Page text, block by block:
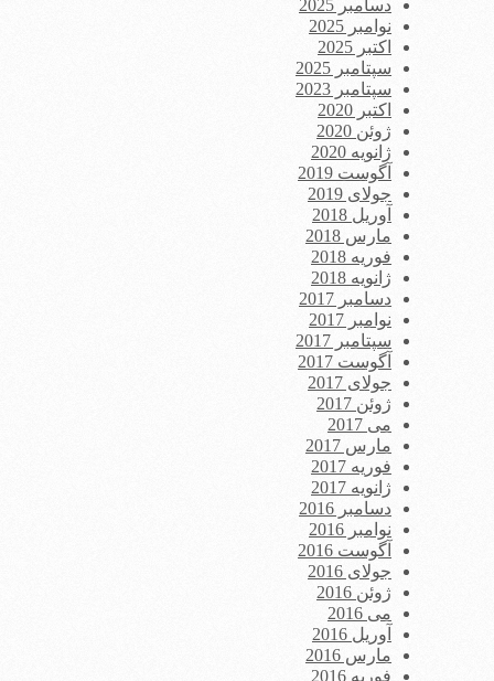
دسامبر 2025
نوامبر 2025
اکتبر 2025
سپتامبر 2025
سپتامبر 2023
اکتبر 2020
ژوئن 2020
ژانویه 2020
آگوست 2019
جولای 2019
آوریل 2018
مارس 2018
فوریه 2018
ژانویه 2018
دسامبر 2017
نوامبر 2017
سپتامبر 2017
آگوست 2017
جولای 2017
ژوئن 2017
می 2017
مارس 2017
فوریه 2017
ژانویه 2017
دسامبر 2016
نوامبر 2016
آگوست 2016
جولای 2016
ژوئن 2016
می 2016
آوریل 2016
مارس 2016
فوریه 2016